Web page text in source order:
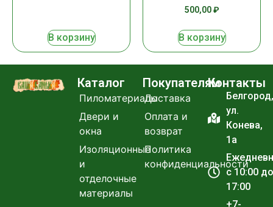
В корзину
500,00₽
В корзину
Каталог
Пиломатериалы
Двери и
окна
Изоляционные
и
отделочные
материалы
Покупателям
Доставка
Оплата и
возврат
Политика
конфиденциальности
Контакты
Белгород,
ул.
Конева,
1а
с 10:00 до
17:00
+7-